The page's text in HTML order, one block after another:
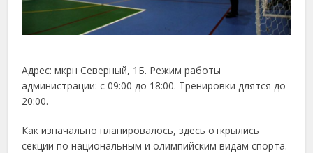
Адрес: мкрн Северный, 1Б. Режим работы
администрации: с 09:00 до 18:00. Тренировки длятся до
20:00.
Как изначально планировалось, здесь открылись
секции по национальным и олимпийским видам спорта.